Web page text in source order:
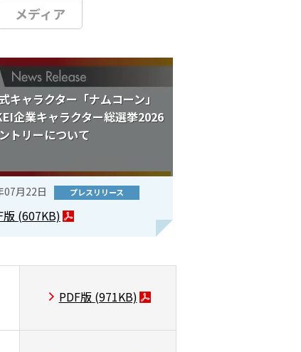
メディア
キャラクター「ナムコーン」
企業キャラクター総選挙2026
トリーについて
07月22日 プレスリリース
版 (607KB)
PDF版 (971KB)